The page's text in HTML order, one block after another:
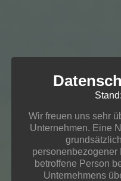
Wir freuen uns sehr
Unternehmen. Eine
personenbezogener
betroffene Person
Unternehmens